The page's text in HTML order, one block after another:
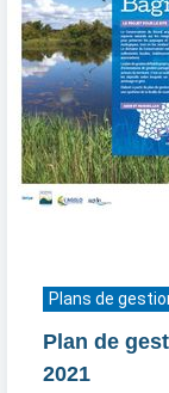
Plans de
Plan de
2021